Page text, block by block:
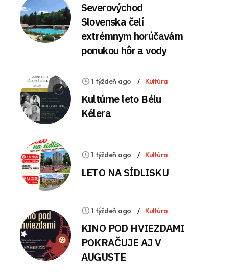
Severovýchod
Slovenska čelí
extrémnym horúčavám
ponukou hôr a vody
1 týždeň ago Kultúra
Kultúrne leto Bélu
Kélera
1 týždeň ago Kultúra
LETO NA SÍDLISKU
1 týždeň ago Kultúra
KINO POD HVIEZDAMI
POKRAČUJE AJ V
AUGUSTE